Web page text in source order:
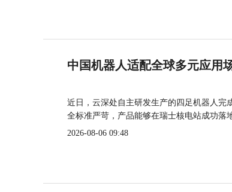
中国机器人适配全球多元应用
近日，云深处自主研发生产的四足机器人完
全标准严苛，产品能够在瑞士核电站成功落
2026-08-06 09:48